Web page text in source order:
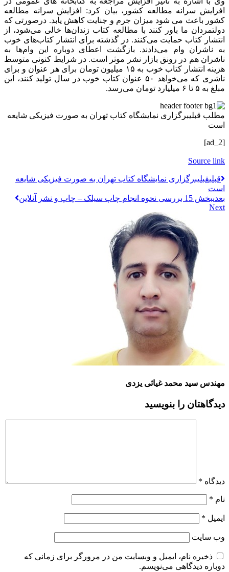
افزایش سرانه مطالعه کشور، بیان کرد: افزایش سرانه مطالعه
کشور باعث می‌ شود میزان جرم و جنایت کاهش یابد. درصورتی که
دولتمردان ما باور کنند با مطالعه کتاب زندان‌ها خالی می‌شود، از
انتشار کتاب حمایت می‌کنند. در گذشته برای انتشار کتاب‌های خوب
به ناشران وام می‌دادند. بازگشت اعطای دوباره این وام‌ها به
ناشران هم در رونق بازار نشر موثر است. در شرایط کنونی متوسط
هزینه انتشار کتاب خوب به ۱۵ میلیون تومان برای هر عنوان و برای
ناشری که می‌خواهد ۵۰ عنوان کتاب خوب در سال تولید کنند، این
مبلغ به ۵ تا ۶ میلیارد تومان می‌رسد.
مطلب قبلیبرگزاری نمایشگاه کتاب تهران به صورت فیزیکی شایعه
است
[ad_2]
Source link
قبليقبلیبرگزاری نمایشگاه کتاب تهران به صورت فیزیکی شایعه
است
بعدیبخش 15 بررسی نحوه انجام چاپ سیلک – چاپ و نشر آنلاین
Next
مهندس سید محمد غیاثی یزدی
دیدگاهتان را بنویسید
دیدگاه *
نام *
ایمیل *
وب‌ سایت
ذخیره نام، ایمیل و وبسایت من در مرورگر برای زمانی که
دوباره دیدگاهی می‌نویسم.